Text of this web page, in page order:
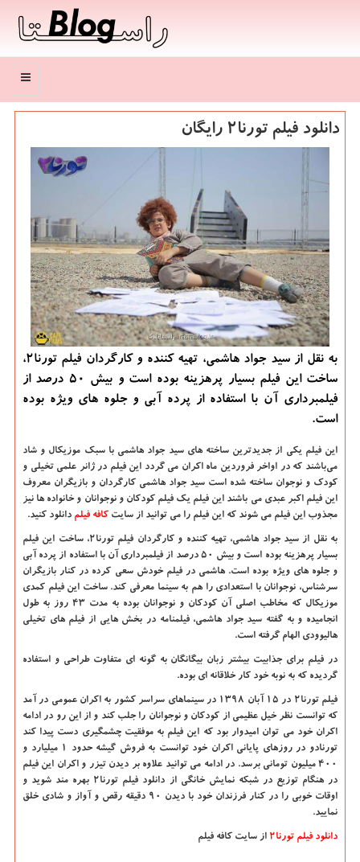
منو
دانلود فیلم تورنا2 رایگان
به نقل از سید جواد هاشمی، تهیه كننده و كارگردان فیلم تورنا۲،
ساخت این فیلم بسیار پرهزینه بوده است و بیش ۵۰ درصد از
فیلمبرداری آن با استفاده از پرده آبی و جلوه های ویژه بوده
است.
این فیلم یکی از جدیدترین ساخته های سید جواد هاشمی با سبک موزیکال و شاد
می‌باشند که در اواخر فروردین ماه اکران می گردد این فیلم در ژانر علمی تخیلی و
کودک و نوجوان ساخته شده است سید جواد هاشمی کارگردان و بازیگران معروف
این فیلم اکبر عبدی می باشند این فیلم یک فیلم کودکان و نوجوانان و خانواده ها نیز
مجذوب این فیلم می شوند که این فیلم را می توانید از سایت کافه فیلم دانلود کنید.
به نقل از سید جواد هاشمی، تهیه کننده و کارگردان فیلم تورنا۲، ساخت این فیلم
بسیار پرهزینه بوده است و بیش ۵۰ درصد از فیلمبرداری آن با استفاده از پرده آبی
و جلوه های ویژه بوده است. هاشمی در فیلم خودش سعی کرده در کنار بازیگران
سرشناس، نوجوانان با استعدادی را هم به سینما معرفی کند. ساخت این فیلم کمدی
موزیکال که مخاطب اصلی آن کودکان و نوجوانان بوده به مدت ۴۳ روز به طول
انجامیده و به گفته سید جواد هاشمی، فیلمنامه در بخش هایی از فیلم های تخیلی
هالیوودی الهام گرفته است.
در فیلم برای جذابیت بیشتر زبان بیگانگان به گونه ای متفاوت طراحی و استفاده
گردیده که به نوبه خود کار خلاقانه ای بوده.
فیلم تورنا۲ در ۱۵ آبان ۱۳۹۸ در سینماهای سراسر کشور به اکران عمومی در آمد
که توانست نظر خیل عظیمی از کودکان و نوجوانان را جلب کند و از این رو در ادامه
اکران خود می توان امیدوار بود که این فیلم به موفقیت چشمگیری دست پیدا کند
تورنادو در روزهای پایانی اکران خود توانست به فروش گیشه حدود ۱ میلیارد و
۴۰۰ میلیون تومانی برسد. در ادامه می توانید علاوه بر دیدن تیزر و اکران این فیلم
در هنگام توزیع در شبکه نمایش خانگی از دانلود فیلم تورنا۲ بهره مند شوید و
اوقات خوبی را در کنار فرزندان خود با دیدن ۹۰ دقیقه رقص و آواز و شادی خلق
نمایید.
دانلود فیلم تورنا2 از سایت کافه فیلم